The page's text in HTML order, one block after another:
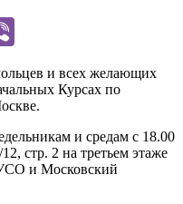
и всех желающих
Курсах по
и средам с 18.00
стр. 2 на третьем этаже
и Московский